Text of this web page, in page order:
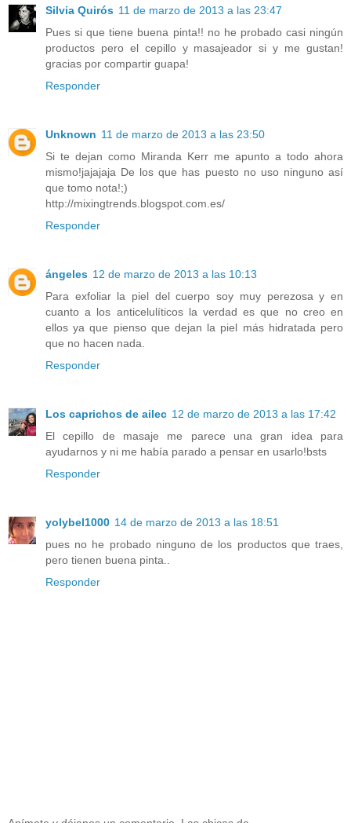
Silvia Quirós 11 de marzo de 2013 a las 23:47
Pues si que tiene buena pinta!! no he probado casi ningún
productos pero el cepillo y masajeador si y me gustan!
gracias por compartir guapa!
Responder
Unknown 11 de marzo de 2013 a las 23:50
Si te dejan como Miranda Kerr me apunto a todo ahora
mismo!jajajaja De los que has puesto no uso ninguno así
que tomo nota!;)
http://mixingtrends.blogspot.com.es/
Responder
ángeles 12 de marzo de 2013 a las 10:13
Para exfoliar la piel del cuerpo soy muy perezosa y en
cuanto a los anticelulíticos la verdad es que no creo en
ellos ya que pienso que dejan la piel más hidratada pero
que no hacen nada.
Responder
Los caprichos de ailec 12 de marzo de 2013 a las 17:42
El cepillo de masaje me parece una gran idea para
ayudarnos y ni me había parado a pensar en usarlo!bsts
Responder
yolybel1000 14 de marzo de 2013 a las 18:51
pues no he probado ninguno de los productos que traes,
pero tienen buena pinta..
Responder